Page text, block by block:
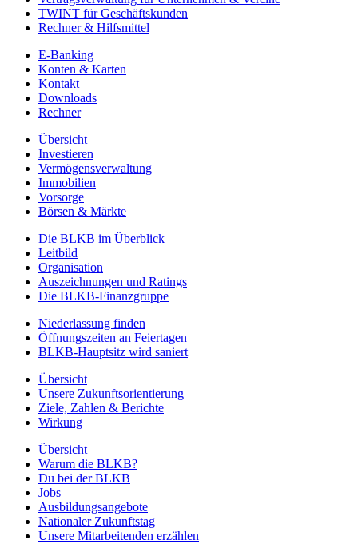
TWINT für Geschäftskunden
Rechner & Hilfsmittel
E-Banking
Konten & Karten
Kontakt
Downloads
Rechner
Übersicht
Investieren
Vermögensverwaltung
Immobilien
Vorsorge
Börsen & Märkte
Die BLKB im Überblick
Leitbild
Organisation
Auszeichnungen und Ratings
Die BLKB-Finanzgruppe
Niederlassung finden
Öffnungszeiten an Feiertagen
BLKB-Hauptsitz wird saniert
Übersicht
Unsere Zukunftsorientierung
Ziele, Zahlen & Berichte
Wirkung
Übersicht
Warum die BLKB?
Du bei der BLKB
Jobs
Ausbildungsangebote
Nationaler Zukunftstag
Unsere Mitarbeitenden erzählen